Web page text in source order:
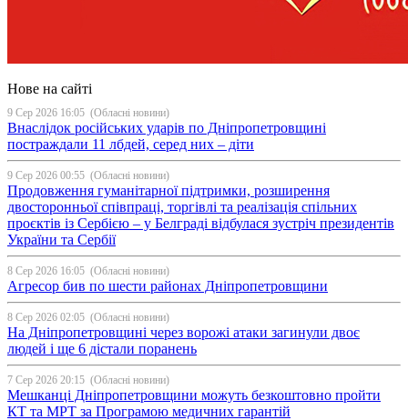
Нове на сайті
9 Сер 2026 16:05 (Обласні новини)
Внаслідок російських ударів по Дніпропетровщині
постраждали 11 лбдей, серед них – діти
9 Сер 2026 00:55 (Обласні новини)
Продовження гуманітарної підтримки, розширення
двосторонньої співпраці, торгівлі та реалізація спільних
проєктів із Сербією – у Белграді відбулася зустріч президентів
України та Сербії
8 Сер 2026 16:05 (Обласні новини)
Агресор бив по шести районах Дніпропетровщини
8 Сер 2026 02:05 (Обласні новини)
На Дніпропетровщині через ворожі атаки загинули двоє
людей і ще 6 дістали поранень
7 Сер 2026 20:15 (Обласні новини)
Мешканці Дніпропетровщини можуть безкоштовно пройти
КТ та МРТ за Програмою медичних гарантій